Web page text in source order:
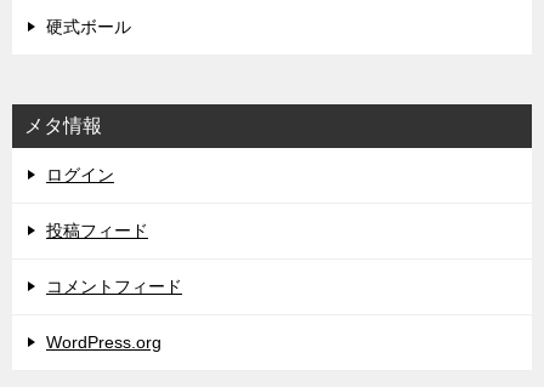
硬式ボール
メタ情報
ログイン
投稿フィード
コメントフィード
WordPress.org